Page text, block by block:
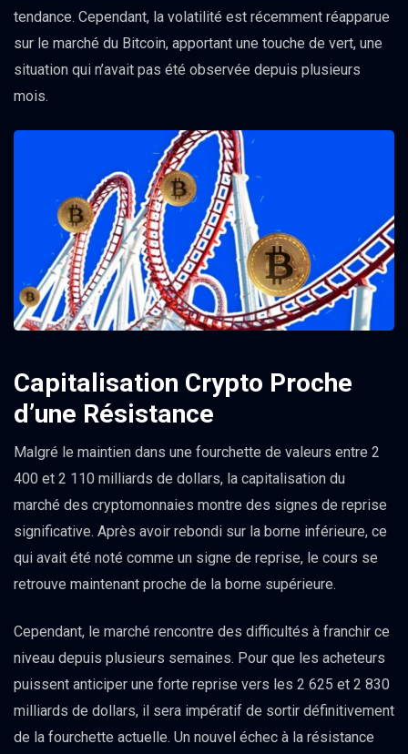
tendance. Cependant, la volatilité est récemment réapparue
sur le marché du Bitcoin, apportant une touche de vert, une
situation qui n’avait pas été observée depuis plusieurs
mois.
Capitalisation Crypto Proche
d’une Résistance
Malgré le maintien dans une fourchette de valeurs entre 2
400 et 2 110 milliards de dollars, la capitalisation du
marché des cryptomonnaies montre des signes de reprise
significative. Après avoir rebondi sur la borne inférieure, ce
qui avait été noté comme un signe de reprise, le cours se
retrouve maintenant proche de la borne supérieure.
Cependant, le marché rencontre des difficultés à franchir ce
niveau depuis plusieurs semaines. Pour que les acheteurs
puissent anticiper une forte reprise vers les 2 625 et 2 830
milliards de dollars, il sera impératif de sortir définitivement
de la fourchette actuelle. Un nouvel échec à la résistance